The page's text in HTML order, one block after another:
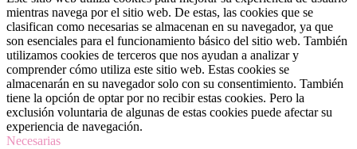
mientras navega por el sitio web. De estas, las cookies que se
clasifican como necesarias se almacenan en su navegador, ya que
son esenciales para el funcionamiento básico del sitio web. También
utilizamos cookies de terceros que nos ayudan a analizar y
comprender cómo utiliza este sitio web. Estas cookies se
almacenarán en su navegador solo con su consentimiento. También
tiene la opción de optar por no recibir estas cookies. Pero la
exclusión voluntaria de algunas de estas cookies puede afectar su
experiencia de navegación.
Necesarias